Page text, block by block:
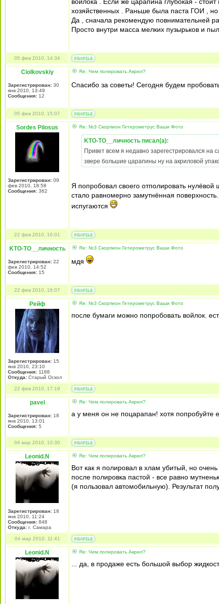
хозяйственных . Раньше была паста ГОИ , но
Да , сначала рекомендую повнимательней
Просто внутри масса мелких пузырьков и
05 фев 2010, 14:34
Ciolkovskiy
Зарегистрирован: 30
янв 2010, 13:49
Сообщения: 12
Re: Чем полировать Акрил?
Спасибо за советы! Сегодня будем
05 фев 2010, 15:07
Sordes Pilosus
Зарегистрирован: 09
фев 2010, 18:58
Сообщения: 362
Re: №3 Скорпион Гетерометрус Ваши Фото
KTO-TO__личность писал(а):
Привет всем я недавно зарегестрировался на
звере большие царапины ну на акриловой
Я попробовал своего отполировать
стало равномерно замутнённая
испугаются
22 фев 2010, 16:01
KTO-TO__личность
Зарегистрирован: 22
фев 2010, 14:52
Сообщения: 15
Re: №3 Скорпион Гетерометрус Ваши Фото
мдя
22 фев 2010, 16:07
Рейф
Зарегистрирован: 15
янв 2010, 23:10
Сообщения: 1188
Откуда: Старый Оскол
Re: №3 Скорпион Гетерометрус Ваши Фото
после бумаги можно попробовать войлок.
22 фев 2010, 17:19
pavel
Зарегистрирован: 18
янв 2010, 13:01
Сообщения: 5
Re: Чем полировать Акрил?
а у меня он не поцарапан! хотя попробуйте
04 мар 2010, 10:30
Leonid.N
Зарегистрирован: 18
янв 2010, 11:24
Сообщения: 848
Откуда: г. Самара
Re: Чем полировать Акрил?
Вот как я полировал в хлам убитый, но
после полировка пастой - все равно
(я пользовал автомобильную). Результат
04 мар 2010, 11:41
Leonid.N Re: Чем полировать Акрил?
... да, в продаже есть большой выбор